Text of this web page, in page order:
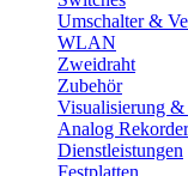
Umschalter &
WLAN
Zweidraht
Zubehör
Visualisierung &
Analog Rekorder
Dienstleistungen
Festplatten